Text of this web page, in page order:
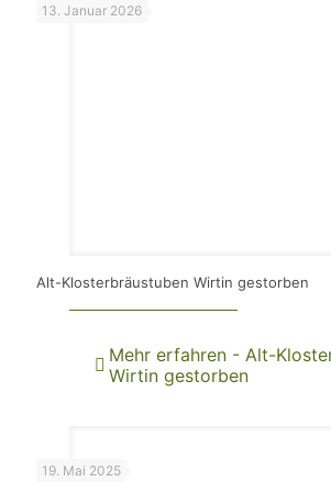
13. Januar 2026
Alt-Klosterbräustuben Wirtin gestorben
Mehr erfahren - Alt-
Wirtin gestorben
19. Mai 2025